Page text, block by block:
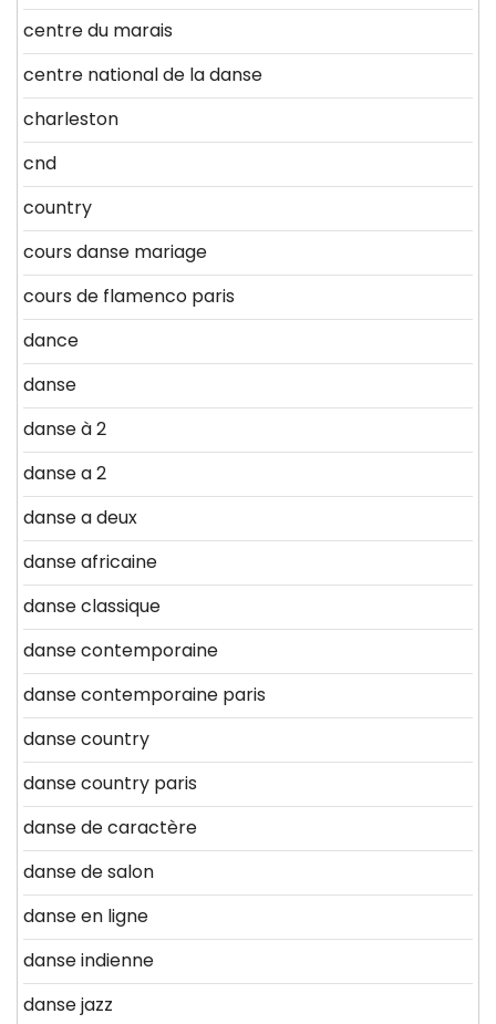
centre du marais
centre national de la danse
charleston
cnd
country
cours danse mariage
cours de flamenco paris
dance
danse
danse à 2
danse a 2
danse a deux
danse africaine
danse classique
danse contemporaine
danse contemporaine paris
danse country
danse country paris
danse de caractère
danse de salon
danse en ligne
danse indienne
danse jazz